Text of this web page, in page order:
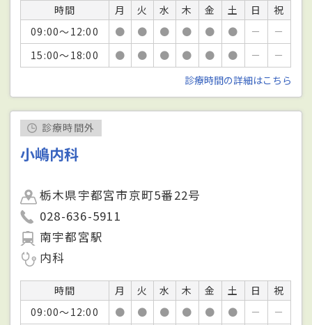
時間 月 火 水 木 金 土 日
祝
09:00～12:00
● ● ● ● ● ● －
－
15:00～18:00
● ● ● ● ● ● －
－
診療時間の詳細はこちら
診療時間外
小嶋内科
栃木県宇都宮市京町5番22号
028-636-5911
南宇都宮駅
内科
時間 月 火 水 木 金 土 日
祝
09:00～12:00
● ● ● ● ● ● －
－